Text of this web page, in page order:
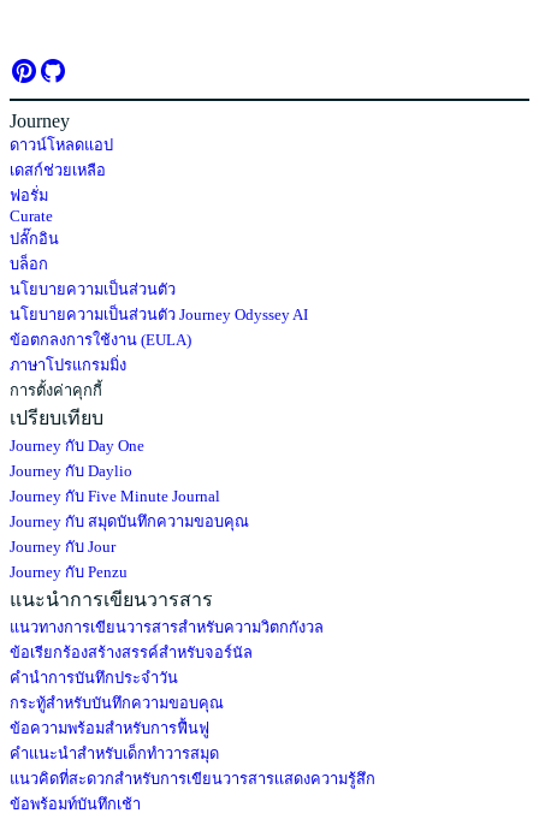
Journey
ดาวน์โหลดแอป
เดสก์ช่วยเหลือ
ฟอรั่ม
Curate
ปลั๊กอิน
บล็อก
นโยบายความเป็นส่วนตัว
นโยบายความเป็นส่วนตัว Journey Odyssey AI
ข้อตกลงการใช้งาน (EULA)
ภาษาโปรแกรมมิ่ง
การตั้งค่าคุกกี้
เปรียบเทียบ
Journey กับ Day One
Journey กับ Daylio
Journey กับ Five Minute Journal
Journey กับ สมุดบันทึกความขอบคุณ
Journey กับ Jour
Journey กับ Penzu
แนะนำการเขียนวารสาร
แนวทางการเขียนวารสารสำหรับความวิตกกังวล
ข้อเรียกร้องสร้างสรรค์สำหรับจอร์นัล
คำนำการบันทึกประจำวัน
กระทู้สำหรับบันทึกความขอบคุณ
ข้อความพร้อมสำหรับการฟื้นฟู
คำแนะนำสำหรับเด็กทำวารสมุด
แนวคิดที่สะดวกสำหรับการเขียนวารสารเเสดงความรู้สึก
ข้อพร้อมท์บันทึกเช้า